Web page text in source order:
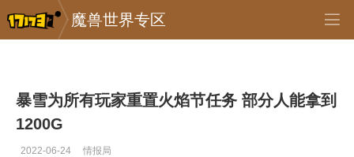
魔兽世界专区
专区_《魔兽世界》 >
暴雪为所有玩家重置火焰节任务 部分人能拿到
1200G
2022-06-24 情报局